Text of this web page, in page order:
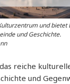
und bietet
und Geschichte.
reiche
und